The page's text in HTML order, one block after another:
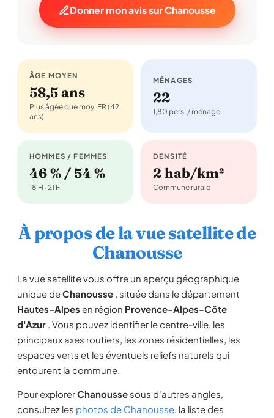
Donner mon avis sur Chanousse
ÂGE MOYEN
58,5 ans
Plus âgée que moy. FR (42
ans)
MÉNAGES
22
1,80 pers. / ménage
HOMMES / FEMMES
46 % / 54 %
18 H · 21 F
DENSITÉ
2 hab/km²
Commune rurale
À propos de la vue satellite de
Chanousse
La vue satellite vous offre un aperçu géographique
unique deChanousse , située dans le département
Hautes-Alpes en région Provence-Alpes-Côte
d'Azur . Vous pouvez identifier le centre-ville, les
principaux axes routiers, les zones résidentielles, les
espaces verts et les éventuels reliefs naturels qui
entourent la commune.
Pour explorerChanousse sous d'autres angles,
consultez les photos de Chanousse, la liste des